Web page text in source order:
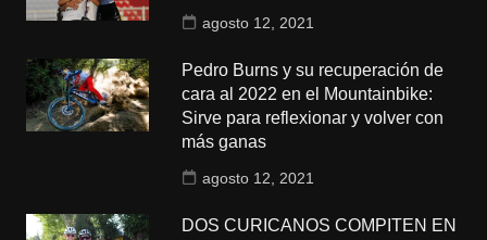
agosto 12, 2021
Pedro Burns y su recuperación de
cara al 2022 en el Mountainbike:
Sirve para reflexionar y volver con
más ganas
agosto 12, 2021
DOS CURICANOS COMPITEN EN